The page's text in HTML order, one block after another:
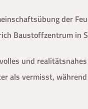
der
Baustoffzentrum in
und
als vermisst,